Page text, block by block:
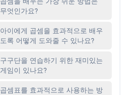
무엇인가요?
아이에게 곱셈을 효과적으로 배우
도록 어떻게 도와줄 수 있나요?
구구단을 연습하기 위한 재미있는
게임이 있나요?
곱셈표를 효과적으로 사용하는 방